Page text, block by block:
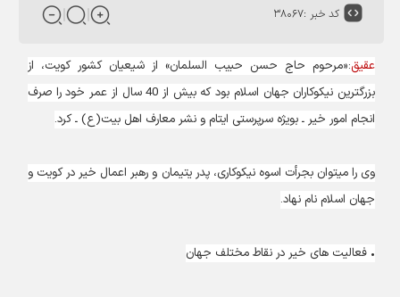
کد خبر :۳۸۰۶۷
عقیق:«مرحوم حاج حسن حبیب السلمان» از شیعیان کشور کویت، از
بزرگترین نیکوکاران جهان اسلام بود که بیش از 40 سال از عمر خود را صرف
انجام امور خیر ـ بویژه سرپرستی ایتام و نشر معارف اهل بیت(ع) ـ کرد.
وی را می‏توان بجرأت اسوه نیکوکاری، پدر یتیمان و رهبر اعمال خیر در كويت و
جهان اسلام نام نهاد.
• فعالیت های خیر در نقاط مختلف جهان